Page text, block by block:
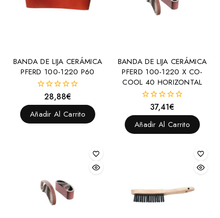
BANDA DE LIJA CERÁMICA
PFERD 100-1220 P60
fuera
de
5
28,88€
Añadir Al Carrito
BANDA DE LIJA CERÁMICA
PFERD 100-1220 X CO-
COOL 40 HORIZONTAL
fuera
de
5
37,41€
Añadir Al Carrito